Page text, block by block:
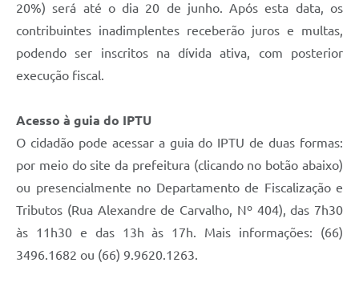
20%) será até o dia 20 de junho. Após esta data, os
contribuintes inadimplentes receberão juros e multas,
podendo ser inscritos na dívida ativa, com posterior
execução fiscal.
Acesso à guia do IPTU
O cidadão pode acessar a guia do IPTU de duas formas:
por meio do site da prefeitura (clicando no botão abaixo)
ou presencialmente no Departamento de Fiscalização e
Tributos (Rua Alexandre de Carvalho, Nº 404), das 7h30
às 11h30 e das 13h às 17h. Mais informações: (66)
3496.1682 ou (66) 9.9620.1263.